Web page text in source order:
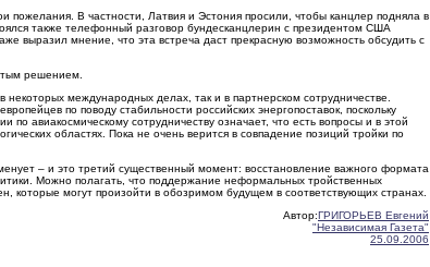
пожелания. В частности, Латвия и Эстония просили, чтобы канцлер подняла в
также телефонный разговор бундесканцлерин с президентом США
выразил мнение, что эта встреча даст прекрасную возможность обсудить с
решением.
некоторых международных делах, так и в партнерском сотрудничестве.
по поводу стабильности российских энергопоставок, поскольку
авиакосмическому сотрудничеству означает, что есть вопросы и в этой
областях. Пока не очень верится в совпадение позиций тройки по
– и это третий существенный момент: восстановление важного формата
Можно полагать, что поддержание неформальных тройственных
которые могут произойти в обозримом будущем в соответствующих странах.
Автор:ГРИГОРЬЕВ Евгений
"Независимая Газета"
25.09.2006